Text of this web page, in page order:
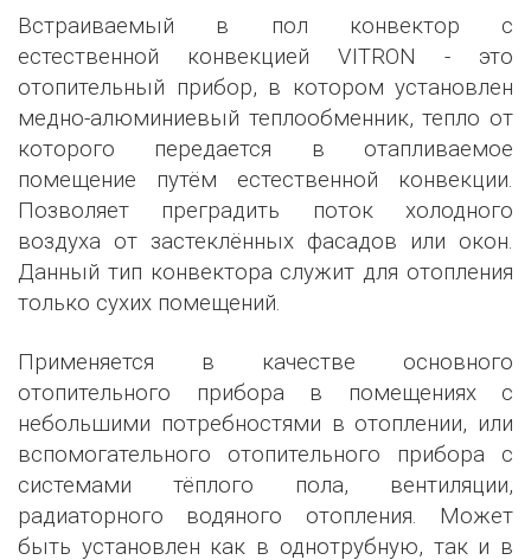
Встраиваемый в пол конвектор с
естественной конвекцией VITRON - это
отопительный прибор, в котором установлен
медно-алюминиевый теплообменник, тепло от
которого передается в отапливаемое
помещение путём естественной конвекции.
Позволяет преградить поток холодного
воздуха от застеклённых фасадов или окон.
Данный тип конвектора служит для отопления
только сухих помещений.
Применяется в качестве основного
отопительного прибора в помещениях с
небольшими потребностями в отоплении, или
вспомогательного отопительного прибора с
системами тёплого пола, вентиляции,
радиаторного водяного отопления. Может
быть установлен как в однотрубную, так и в